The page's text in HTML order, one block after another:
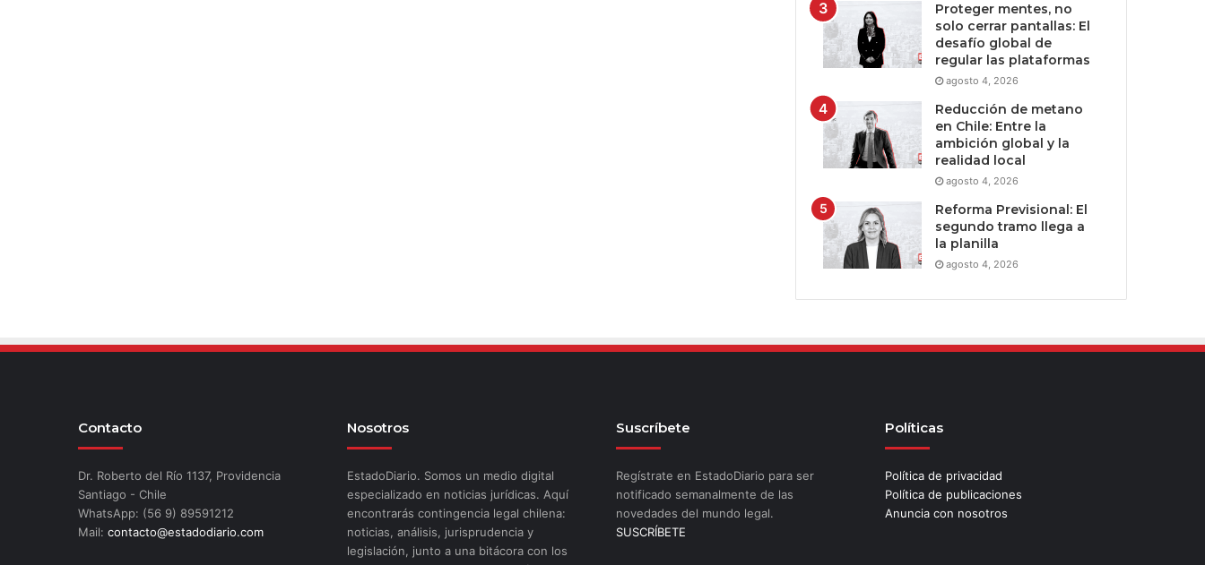
Proteger mentes, no
solo cerrar pantallas: El
desafío global de
regular las plataformas
agosto 4, 2026
Reducción de metano
en Chile: Entre la
ambición global y la
realidad local
agosto 4, 2026
Reforma Previsional: El
segundo tramo llega a
la planilla
agosto 4, 2026
Contacto
Dr. Roberto del Río 1137, Providencia
Santiago - Chile
WhatsApp: (56 9) 89591212
Mail: contacto@estadodiario.com
Nosotros
EstadoDiario. Somos un medio digital
especializado en noticias jurídicas. Aquí
encontrarás contingencia legal chilena:
noticias, análisis, jurisprudencia y
legislación, junto a una bitácora con los
Suscríbete
Regístrate en EstadoDiario para ser
notificado semanalmente de las
novedades del mundo legal.
SUSCRÍBETE
Políticas
Política de privacidad
Política de publicaciones
Anuncia con nosotros